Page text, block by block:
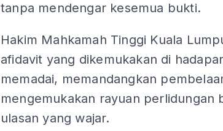
tanpa mendengar kesemua bukti.
Hakim Mahkamah Tinggi Kuala
afidavit yang dikemukakan di
memadai, memandangkan
mengemukakan rayuan perlidungan
ulasan yang wajar.